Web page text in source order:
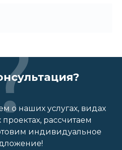
о наших услугах, видах
рассчитаем
индивидуальное